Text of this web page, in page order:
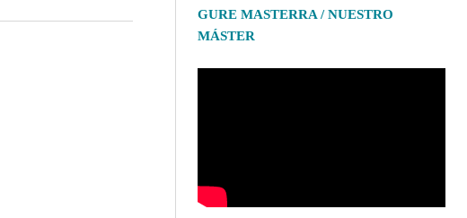
GURE MASTERRA / NUESTRO
MÁSTER